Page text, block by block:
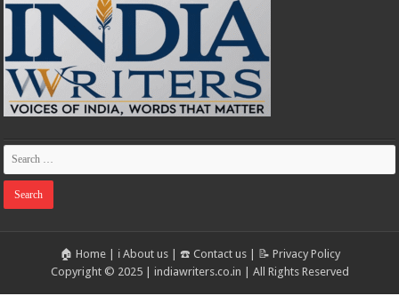
🏠 Home| ℹ️ About us| ☎️ Contact us| 📝 Privacy Policy
Copyright © 2025 | indiawriters.co.in | All Rights Reserved